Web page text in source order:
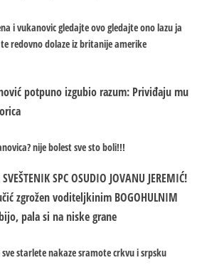
i vukanovic gledajte ovo gledajte ono lazu ja
redovno dolaze iz britanije amerike
potpuno izgubio razum: Priviđaju mu
nije bolest sve sto boli!!!
SVEŠTENIK SPC OSUDIO JOVANU JEREMIĆ!
zgrožen voditeljkinim BOGOHULNIM
pala si na niske grane
starlete nakaze sramote crkvu i srpsku